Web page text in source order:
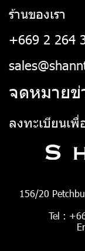
ร้านของเรา
+669 2 264
จดหมายข่
ลงทะเบียนเพื่
156/20
Tel :